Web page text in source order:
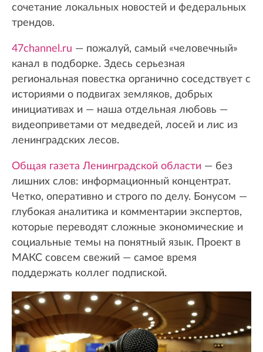
сочетание локальных новостей и федеральных
трендов.
47channel.ru — пожалуй, самый «человечный»
канал в подборке. Здесь серьезная
региональная повестка органично соседствует с
историями о подвигах земляков, добрых
инициативах и — наша отдельная любовь —
видеоприветами от медведей, лосей и лис из
ленинградских лесов.
Общая газета Ленинградской области — без
лишних слов: информационный концентрат.
Четко, оперативно и строго по делу. Бонусом —
глубокая аналитика и комментарии экспертов,
которые переводят сложные экономические и
социальные темы на понятный язык. Проект в
МАКС совсем свежий — самое время
поддержать коллег подпиской.